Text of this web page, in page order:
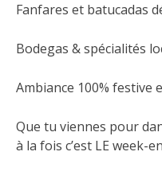
Fanfares et batucadas
Bodegas & spécialités
Ambiance 100% festive
Que tu viennes pour
à la fois c’est LE week-